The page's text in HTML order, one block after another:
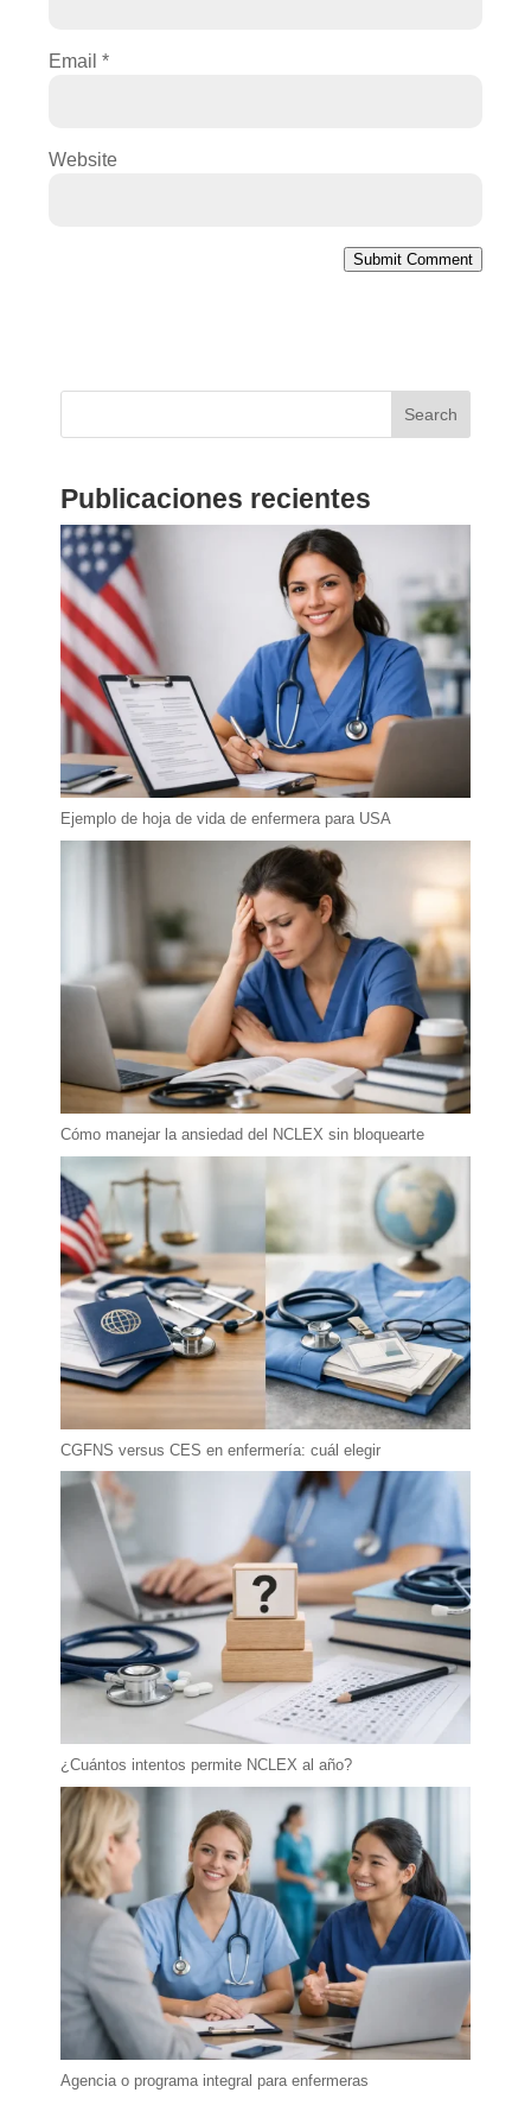
Email*
Website
Submit Comment
Search
Publicaciones recientes
Ejemplo de hoja de vida de enfermera para USA
Cómo manejar la ansiedad del NCLEX sin bloquearte
CGFNS versus CES en enfermería: cuál elegir
¿Cuántos intentos permite NCLEX al año?
Agencia o programa integral para enfermeras